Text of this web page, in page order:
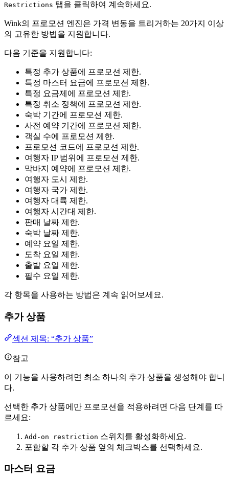
Restrictions 탭을 클릭하여 계속하세요.
Wink의 프로모션 엔진은 가격 변동을 트리거하는 20가지 이상
의 고유한 방법을 지원합니다.
다음 기준을 지원합니다:
특정 추가 상품에 프로모션 제한.
특정 마스터 요금에 프로모션 제한.
특정 요금제에 프로모션 제한.
특정 취소 정책에 프로모션 제한.
숙박 기간에 프로모션 제한.
사전 예약 기간에 프로모션 제한.
객실 수에 프로모션 제한.
프로모션 코드에 프로모션 제한.
여행자 IP 범위에 프로모션 제한.
막바지 예약에 프로모션 제한.
여행자 도시 제한.
여행자 국가 제한.
여행자 대륙 제한.
여행자 시간대 제한.
판매 날짜 제한.
숙박 날짜 제한.
예약 요일 제한.
도착 요일 제한.
출발 요일 제한.
필수 요일 제한.
각 항목을 사용하는 방법은 계속 읽어보세요.
추가 상품
섹션 제목: “추가 상품”
참고
이 기능을 사용하려면 최소 하나의 추가 상품을 생성해야 합니
다.
선택한 추가 상품에만 프로모션을 적용하려면 다음 단계를 따
르세요:
Add-on restriction 스위치를 활성화하세요.
포함할 각 추가 상품 옆의 체크박스를 선택하세요.
마스터 요금